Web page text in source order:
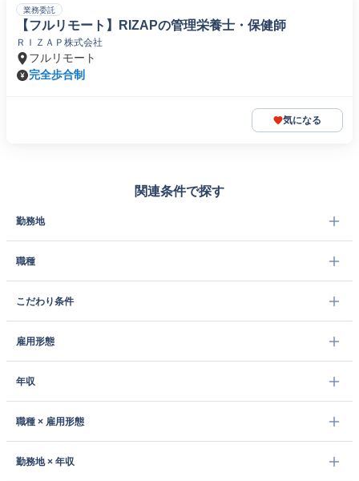
業務委託
【フルリモート】RIZAPの管理栄養士・保健師
ＲＩＺＡＰ株式会社
フルリモート
完全歩合制
気になる
関連条件で探す
勤務地
職種
こだわり条件
雇用形態
年収
職種 × 雇用形態
勤務地 × 年収